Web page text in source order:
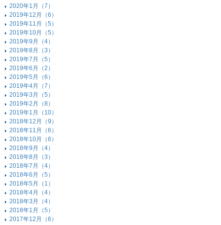
2020年1月（7）
2019年12月（6）
2019年11月（5）
2019年10月（5）
2019年9月（4）
2019年8月（3）
2019年7月（5）
2019年6月（2）
2019年5月（6）
2019年4月（7）
2019年3月（5）
2019年2月（8）
2019年1月（10）
2018年12月（9）
2018年11月（6）
2018年10月（6）
2018年9月（4）
2018年8月（3）
2018年7月（4）
2018年6月（5）
2018年5月（1）
2018年4月（4）
2018年3月（4）
2018年1月（5）
2017年12月（6）